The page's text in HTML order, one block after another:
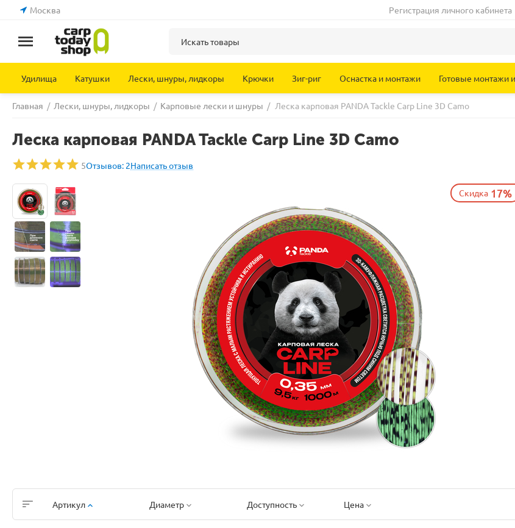
Москва Регистрация личного кабинета
Удилища Катушки Лески, шнуры, лидкоры Крючки Зиг-риг Оснастка и монтажи Готовые монтажи
Главная / Лески, шнуры, лидкоры / Карповые лески и шнуры / Леска карповая PANDA Tackle Carp Line 3D Camo
Леска карповая PANDA Tackle Carp Line 3D Camo
5Отзывов: 2Написать отзыв
Артикул Диаметр Доступность Цена